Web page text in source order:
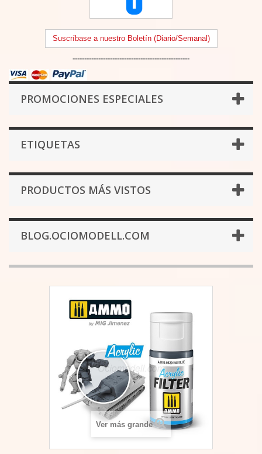
Suscríbase a nuestro Boletín (Diario/Semanal)
--------------------------------------------------
PROMOCIONES ESPECIALES
ETIQUETAS
PRODUCTOS MÁS VISTOS
BLOG.OCIOMODELL.COM
Ver más grande